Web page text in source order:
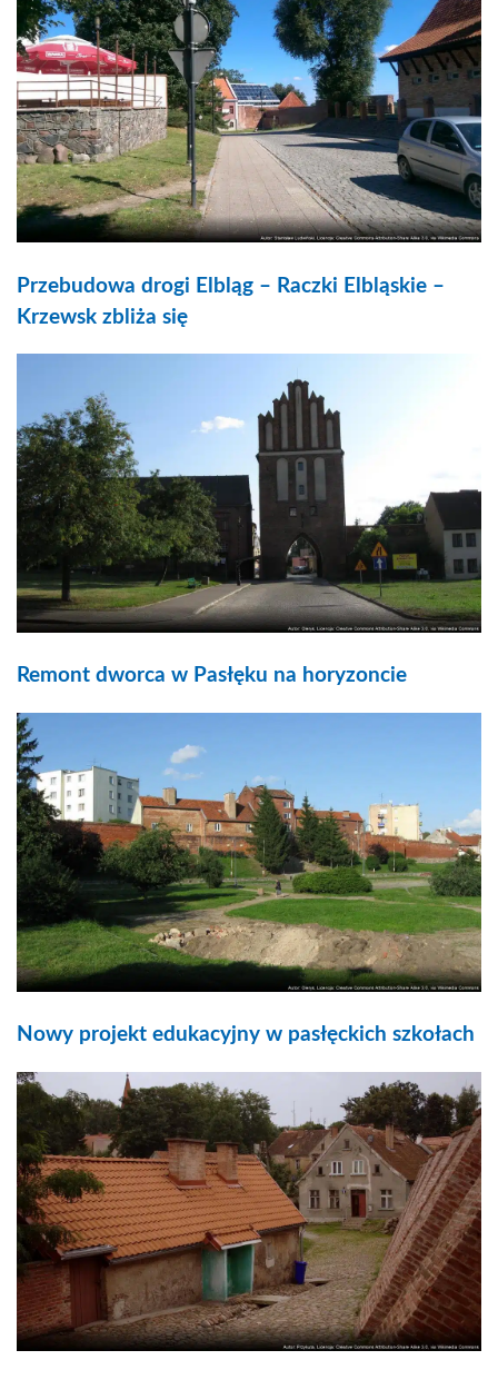
Przebudowa drogi Elbląg – Raczki Elbląskie –
Krzewsk zbliża się
Remont dworca w Pasłęku na horyzoncie
Nowy projekt edukacyjny w pasłęckich szkołach